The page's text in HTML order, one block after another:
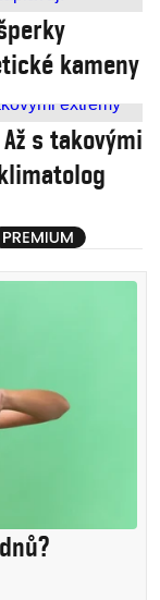
kameny
s takovými